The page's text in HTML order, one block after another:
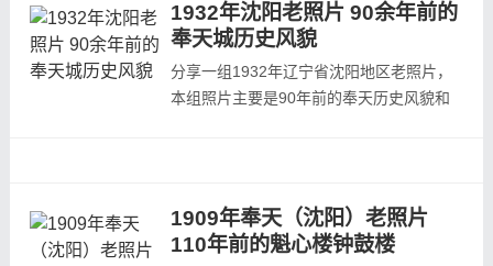
1932年沈阳老照片 90余年前的
奉天城历史风貌
分享一组1932年辽宁省沈阳地区老照片，
本组照片主要是90年前的奉天历史风貌和
细亚大观》第8辑第11回。本组照片所在杂
志的发行日期为1932年4月期，所以本组照
片拍摄时间在1932年4月之前。作者站在城
1909年奉天（沈阳）老照片
110年前的魁心楼钟鼓楼